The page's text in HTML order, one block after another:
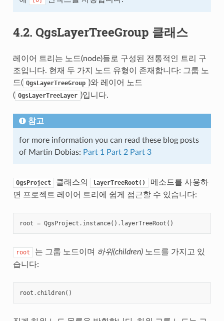
4.2. QgsLayerTreeGroup 클래스
레이어 트리는 노드(node)들로 구성된 전통적인 트리 구
조입니다. 현재 두 가지 노드 유형이 존재합니다: 그룹 노
드( QgsLayerTreeGroup )와 레이어 노드
( QgsLayerTreeLayer )입니다.
참고
for more information you can read these blog posts
of Martin Dobias: Part 1 Part 2 Part 3
QgsProject 클래스의 layerTreeRoot()
메소드를 사용하
면 프로젝트 레이어 트리에 쉽게 접근할 수 있습니다:
root = QgsProject . instance() . layerTreeRoot ()
root 는 그룹 노드이며 하위(children)노드를 가지고 있
습니다:
root . children()